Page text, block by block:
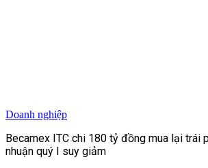
Doanh nghiệp
Becamex ITC chi 180 tỷ đồng mua lại trái
nhuận quý I suy giảm